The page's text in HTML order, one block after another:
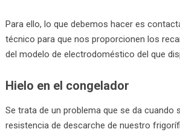
Para ello, lo que debemos hacer es
técnico para que nos proporcionen los
del modelo de electrodoméstico del que
Hielo en el congelador
Se trata de un problema que se da cuando
resistencia de descarche de nuestro